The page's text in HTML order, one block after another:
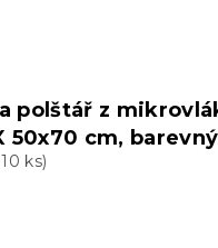
polštář z
50x70 cm, barevný
ks)